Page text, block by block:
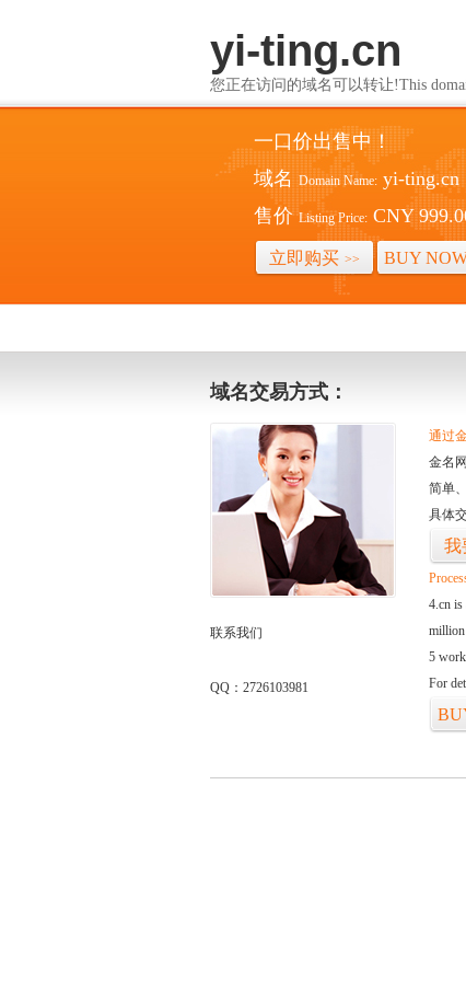
yi-ting.cn
您正在访问的域名可以转让!This
一口价出售中！
域名 Domain Name: yi-ting.cn
售价 Listing Price: CNY
立即购买 >> BUY
域名交易方式：
联系我们
QQ：2726103981
通过
金名
简单
具体
我
4.cn is
million
5
For